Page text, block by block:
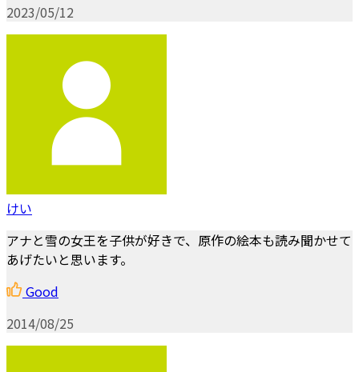
2023/05/12
けい
アナと雪の女王を子供が好きで、原作の絵本も読み聞かせて
あげたいと思います。
Good
2014/08/25